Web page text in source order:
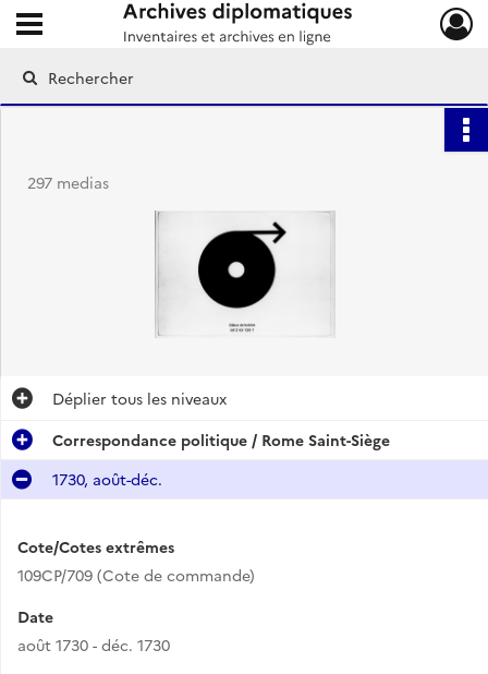
Archives diplomatiques
Ouvrir le menu déroulant
297 medias
Déplier tous les niveaux
Correspondance politique / Rome Saint-Siège
1730, août-déc.
Cote/Cotes extrêmes
109CP/709 (Cote de commande)
Date
août 1730 - déc. 1730